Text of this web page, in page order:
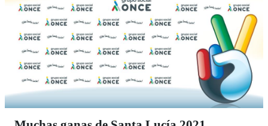
a la situación derivada de la pérdida de la visión.